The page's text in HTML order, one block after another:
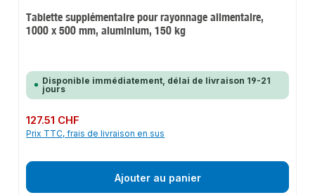
Tablette supplémentaire pour rayonnage alimentaire,
1000 x 500 mm, aluminium, 150 kg
Disponible immédiatement, délai de livraison 19-21
jours
Prix régulier :
127.51 CHF
Prix TTC, frais de livraison en sus
Ajouter au panier